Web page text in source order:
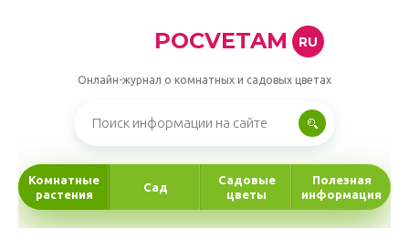
POCVETAM RU
Онлайн-журнал о комнатных и садовых цветах
Комнатные
растения
Сад
Садовые
цветы
Полезная
информация